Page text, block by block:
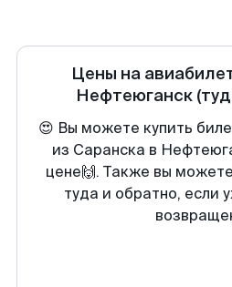
Цены на
Нефтеюганск
😍 Вы можете купить
из Саранска в
цене🙌. Также вы
туда и обратно, если